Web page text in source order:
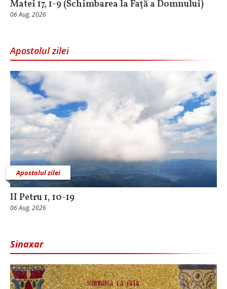
Matei 17, 1-9 (Schimbarea la Față a Domnului)
06 Aug, 2026
Apostolul zilei
Apostolul zilei
II Petru 1, 10-19
06 Aug, 2026
Sinaxar